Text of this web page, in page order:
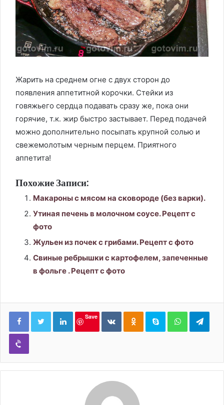
Жарить на среднем огне с двух сторон до
появления аппетитной корочки. Стейки из
говяжьего сердца подавать сразу же, пока они
горячие, т.к. жир быстро застывает. Перед подачей
можно дополнительно посыпать крупной солью и
свежемолотым черным перцем. Приятного
аппетита!
Похожие Записи:
Макароны с мясом на сковороде (без варки).
Утиная печень в молочном соусе. Рецепт с
фото
Жульен из почек с грибами. Рецепт с фото
Свиные ребрышки с картофелем, запеченные
в фольге . Рецепт с фото
LinkedIn
Save
ВконтактеОдноклассники
Skype WhatsApp
Viber